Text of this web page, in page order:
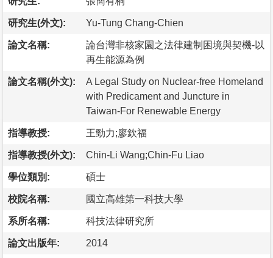
研究生(外文): Yu-Tung Chang-Chien
論文名稱:
論台灣非核家園之法律建制困境與契機-以
再生能源為例
論文名稱(外文):
A Legal Study on Nuclear-free Homeland
with Predicament and Juncture in
Taiwan-For Renewable Energy
指導教授: 王勁力;廖欽福
指導教授(外文): Chin-Li Wang;Chin-Fu Liao
學位類別: 碩士
校院名稱: 國立高雄第一科技大學
系所名稱: 科技法律研究所
論文出版年: 2014